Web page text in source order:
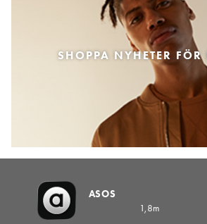
SHOPPA NYHETER FÖR
ASOS
1,8m